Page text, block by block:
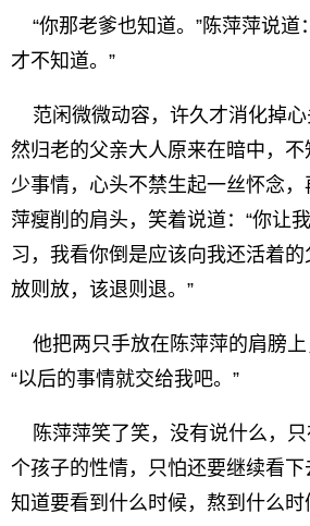
“你那老爹也知道。”陈萍萍说道
才不知道。”
范闲微微动容，许久才消化掉心
然归老的父亲大人原来在暗中，
少事情，心头不禁生起一丝怀念
萍瘦削的肩头，笑着说道：“你让
习，我看你倒是应该向我还活着
放则放，该退则退。”
他把两只手放在陈萍萍的肩膀上
“以后的事情就交给我吧。”
陈萍萍笑了笑，没有说什么，只
个孩子的性情，只怕还要继续看
知道要看到什么时候，熬到什么